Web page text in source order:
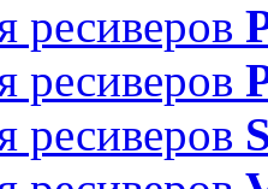
ресиверов
ресиверов
ресиверов